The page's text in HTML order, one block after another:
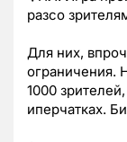
разсо
Для них,
ограничения.
1000
иперчатках.